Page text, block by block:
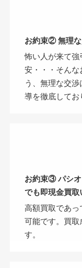
お約束② 無理な
怖い人が来て
安・・・そんな
う、無理な交
導を徹底してお
お約束③ パシ
でも即現金買取
高額買取であっ
可能です。買取
す。